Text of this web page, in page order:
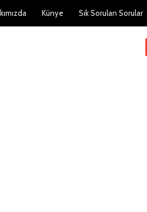
Künye Sık Sorulan Sorular